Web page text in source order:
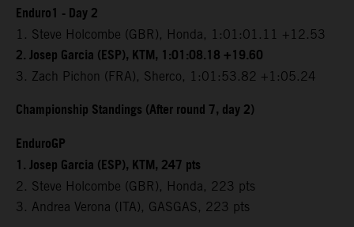
Enduro1 - Day 2
1. Steve Holcombe (GBR), Honda, 1:01:01.11 +12.53
2. Josep Garcia (ESP), KTM, 1:01:08.18 +19.60
3. Zach Pichon (FRA), Sherco, 1:01:53.82 +1:05.24
Championship Standings (After round 7, day 2)
EnduroGP
1. Josep Garcia (ESP), KTM, 247 pts
2. Steve Holcombe (GBR), Honda, 223 pts
3. Andrea Verona (ITA), GASGAS, 223 pts